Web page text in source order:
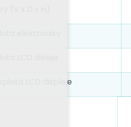
LCD displeje